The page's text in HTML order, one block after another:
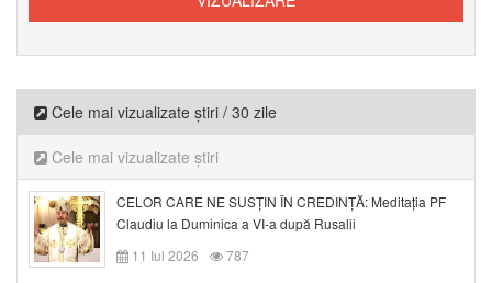
Cele mai vizualizate știri / 30 zile
Cele mai vizualizate știri
CELOR CARE NE SUSȚIN ÎN CREDINȚĂ: Meditația PF
Claudiu la Duminica a VI-a după Rusalii
11 Iul 2026
787